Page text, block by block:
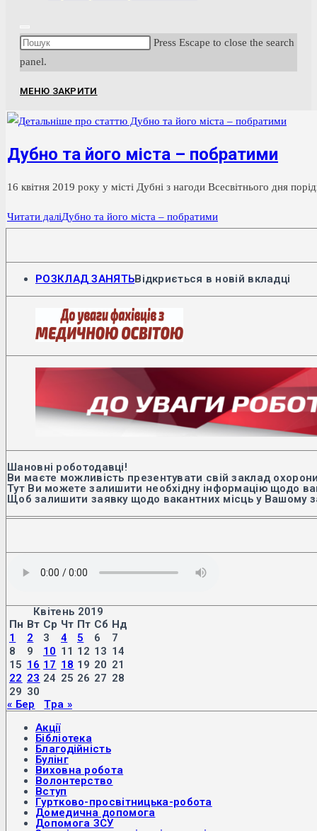
Press Escape to close the search
panel.
МЕНЮ ЗАКРИТИ
Дубно та його міста – побратими
16 квітня 2019 року у місті Дубні з нагоди Всесвітнього дня
Читати даліДубно та його міста – побратими
РОЗКЛАД ЗАНЯТЬВідкриється в новій вкладці
Шановні роботодавці!
Ви маєте можливість презентувати свій заклад
Тут Ви можете залишити необхідну інформацію щодо
Щоб залишити заявку щодо вакантних місць у Вашому
Квітень 2019
Пн Вт Ср Чт Пт Сб Нд
1
2 3 4 5 6
7
8
9 10 11 12 13 14
15 16 17 18 19 20 21
22 23 24 25 26 27 28
29 30
« Бер
Тра »
Акції
Бібліотека
Благодійність
Булінг
Виховна робота
Волонтерство
Вступ
Гуртково-просвітницька-робота
Домедична допомога
Допомога ЗСУ